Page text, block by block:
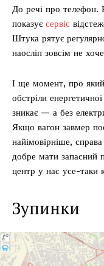
До речі про телефон.
показує сервіс
Штука рятує
наосліп зовсім не
І ще момент, про який
обстріли
зникає — а без
Якщо вагон завмер
найімовірніше,
добре мати
центр у нас усе-таки
Зупинки